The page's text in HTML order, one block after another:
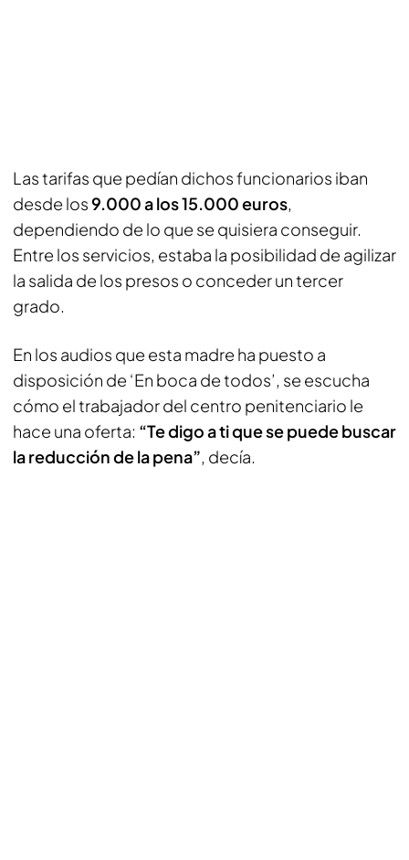
Las tarifas que pedían dichos funcionarios iban
desde los9.000 a los 15.000 euros,
dependiendo de lo que se quisiera conseguir.
Entre los servicios, estaba la posibilidad de agilizar
la salida de los presos o conceder un tercer
grado.
En los audios que esta madre ha puesto a
disposición de ‘En boca de todos’, se escucha
cómo el trabajador del centro penitenciario le
hace una oferta: “Te digo a ti que se puede buscar
la reducción de la pena”, decía.